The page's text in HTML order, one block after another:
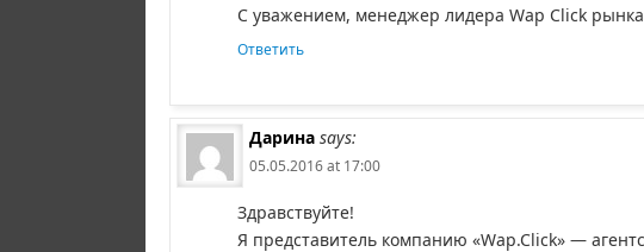
С уважением, менеджер лидера Wap Click
Ответить
Дарина says:
05.05.2016 at 17:00
Здравствуйте!
Я представитель компанию «Wap.Click» —